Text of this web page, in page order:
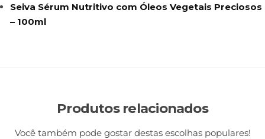
Seiva Sérum Nutritivo com Óleos Vegetais Preciosos
– 100ml
Produtos relacionados
Você também pode gostar destas escolhas populares!